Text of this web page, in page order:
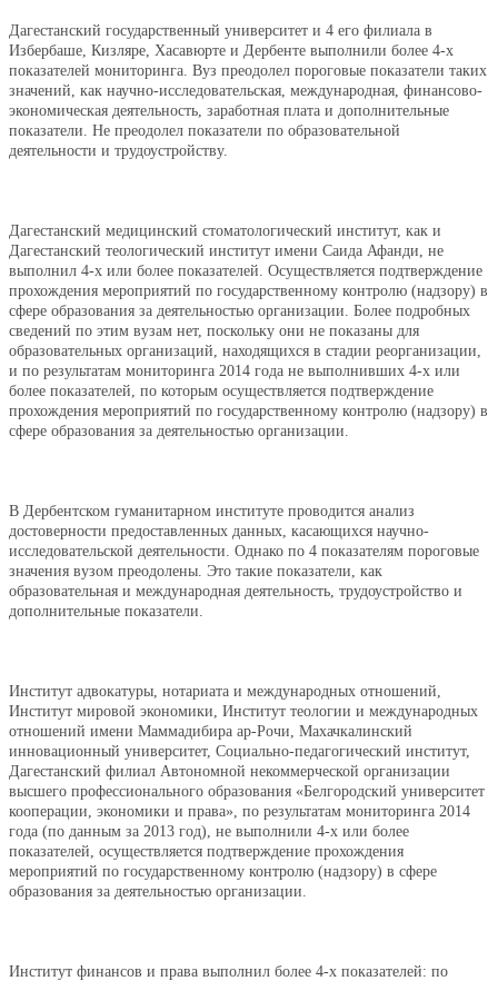
Дагестанский государственный университет и 4 его филиала в
Избербаше, Кизляре, Хасавюрте и Дербенте выполнили более 4-х
показателей мониторинга. Вуз преодолел пороговые показатели таких
значений, как научно-исследовательская, международная, финансово-
экономическая деятельность, заработная плата и дополнительные
показатели. Не преодолел показатели по образовательной
деятельности и трудоустройству.
Дагестанский медицинский стоматологический институт, как и
Дагестанский теологический институт имени Саида Афанди, не
выполнил 4-х или более показателей. Осуществляется подтверждение
прохождения мероприятий по государственному контролю (надзору) в
сфере образования за деятельностью организации. Более подробных
сведений по этим вузам нет, поскольку они не показаны для
образовательных организаций, находящихся в стадии реорганизации,
и по результатам мониторинга 2014 года не выполнивших 4-х или
более показателей, по которым осуществляется подтверждение
прохождения мероприятий по государственному контролю (надзору) в
сфере образования за деятельностью организации.
В Дербентском гуманитарном институте проводится анализ
достоверности предоставленных данных, касающихся научно-
исследовательской деятельности. Однако по 4 показателям пороговые
значения вузом преодолены. Это такие показатели, как
образовательная и международная деятельность, трудоустройство и
дополнительные показатели.
Институт адвокатуры, нотариата и международных отношений,
Институт мировой экономики, Институт теологии и международных
отношений имени Маммадибира ар-Рочи, Махачкалинский
инновационный университет, Социально-педагогический институт,
Дагестанский филиал Автономной некоммерческой организации
высшего профессионального образования «Белгородский университет
кооперации, экономики и права», по результатам мониторинга 2014
года (по данным за 2013 год), не выполнили 4-х или более
показателей, осуществляется подтверждение прохождения
мероприятий по государственному контролю (надзору) в сфере
образования за деятельностью организации.
Институт финансов и права выполнил более 4-х показателей: по